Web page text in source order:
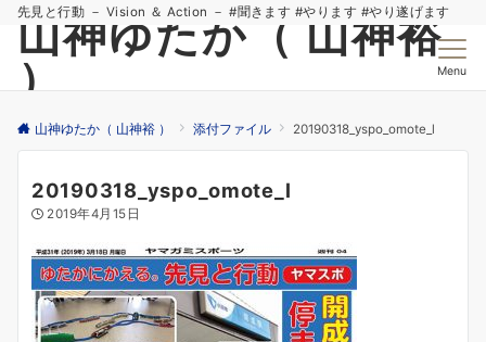
先見と行動 － Vision ＆ Action － #聞きます #やります #やり遂げます
山神ゆたか（ 山神裕
）
Menu
山神ゆたか（ 山神裕 ） 添付ファイル 20190318_yspo_omote_l
20190318_yspo_omote_l
2019年4月15日